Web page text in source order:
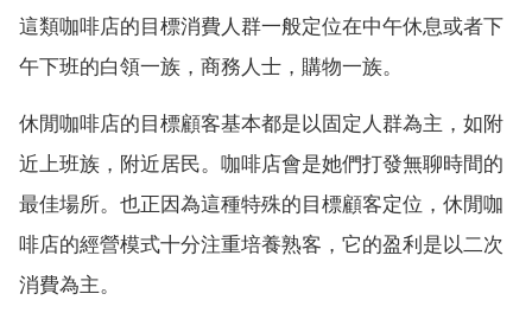
這類咖啡店的目標消費人群一般定位在中午休息或者下
午下班的白領一族，商務人士，購物一族。
休閒咖啡店的目標顧客基本都是以固定人群為主，如附
近上班族，附近居民。咖啡店會是她們打發無聊時間的
最佳場所。也正因為這種特殊的目標顧客定位，休閒咖
啡店的經營模式十分注重培養熟客，它的盈利是以二次
消費為主。